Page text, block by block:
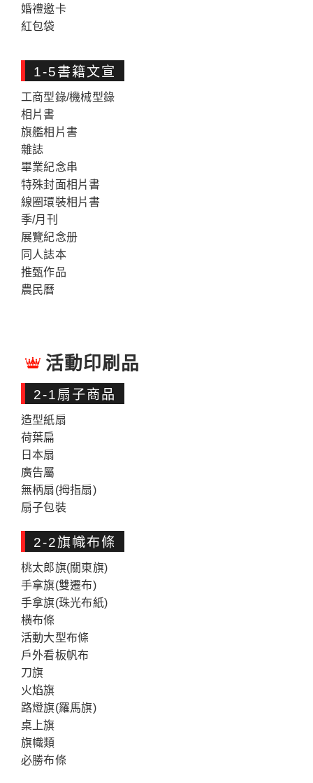
婚禮邀卡
紅包袋
1-5書籍文宣
工商型錄/機械型錄
相片書
旗艦相片書
雜誌
畢業紀念串
特殊封面相片書
線圈環裝相片書
季/月刊
展覽紀念册
同人誌本
推甄作品
農民曆
活動印刷品
2-1扇子商品
造型紙扇
荷葉扁
日本扇
廣告屬
無柄扇(拇指扇)
扇子包裝
2-2旗幟布條
桃太郎旗(關東旗)
手拿旗(雙遷布)
手拿旗(珠光布紙)
横布條
活動大型布條
戶外看板帆布
刀旗
火焰旗
路燈旗(羅馬旗)
桌上旗
旗幟類
必勝布條